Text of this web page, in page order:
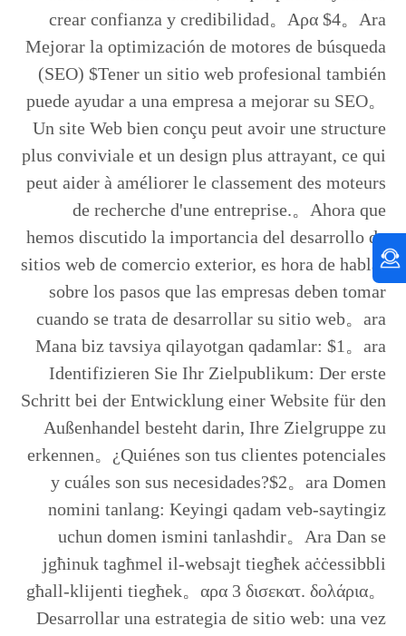
crear confianza y credibilidad。Αρα $4。Ara
Mejorar la optimización de motores de búsqueda
(SEO) $Tener un sitio web profesional también
puede ayudar a una empresa a mejorar su SEO。
Un site Web bien conçu peut avoir une structure
plus conviviale et un design plus attrayant, ce qui
peut aider à améliorer le classement des moteurs
de recherche d'une entreprise.。Ahora que
hemos discutido la importancia del desarrollo de
sitios web de comercio exterior, es hora de hablar
sobre los pasos que las empresas deben tomar
cuando se trata de desarrollar su sitio web。ara
Mana biz tavsiya qilayotgan qadamlar: $1。ara
Identifizieren Sie Ihr Zielpublikum: Der erste
Schritt bei der Entwicklung einer Website für den
Außenhandel besteht darin, Ihre Zielgruppe zu
erkennen。¿Quiénes son tus clientes potenciales
y cuáles son sus necesidades?$2。ara Domen
nomini tanlang: Keyingi qadam veb-saytingiz
uchun domen ismini tanlashdir。Ara Dan se
jgħinuk tagħmel il-websajt tiegħek aċċessibbli
għall-klijenti tiegħek。αρα 3 δισεκατ. δολάρια。
Desarrollar una estrategia de sitio web: una vez